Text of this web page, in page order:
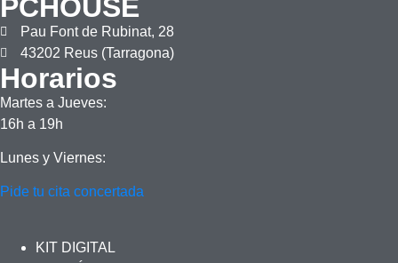
PCHOUSE
Pau Font de Rubinat, 28
43202 Reus (Tarragona)
Horarios
Martes a Jueves:
16h a 19h
Lunes y Viernes:
Pide tu cita concertada
KIT DIGITAL